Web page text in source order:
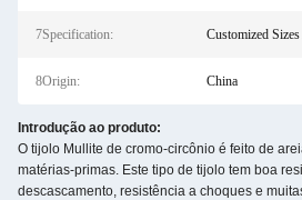
7Specification: Customized
8Origin: China
Introdução ao produto:
O tijolo Mullite de cromo-circônio é feito de
matérias-primas. Este tipo de tijolo tem boa
descascamento, resistência a choques e